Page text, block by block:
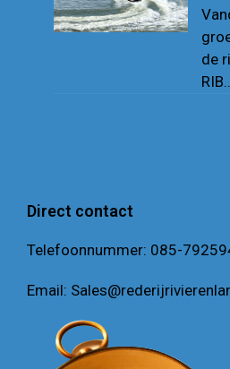
de
Direct contact
Telefoonnummer: 085-
Email: